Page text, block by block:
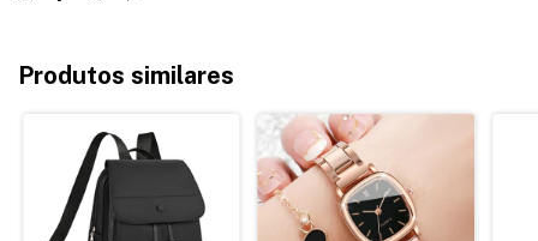
Produtos similares